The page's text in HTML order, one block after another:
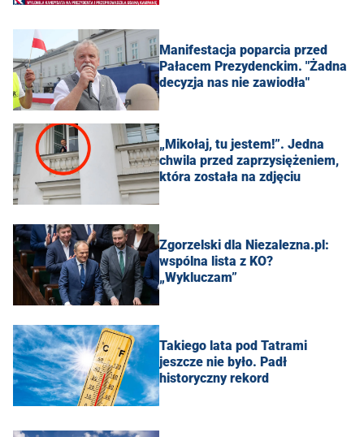
Manifestacja poparcia przed
Pałacem Prezydenckim. "Żadna
decyzja nas nie zawiodła"
„Mikołaj, tu jestem!”. Jedna
chwila przed zaprzysiężeniem,
która została na zdjęciu
Zgorzelski dla Niezalezna.pl:
wspólna lista z KO?
„Wykluczam”
Takiego lata pod Tatrami
jeszcze nie było. Padł
historyczny rekord